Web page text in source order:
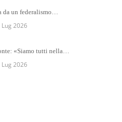
da un federalismo…
Lug 2026
«Siamo tutti nella…
Lug 2026